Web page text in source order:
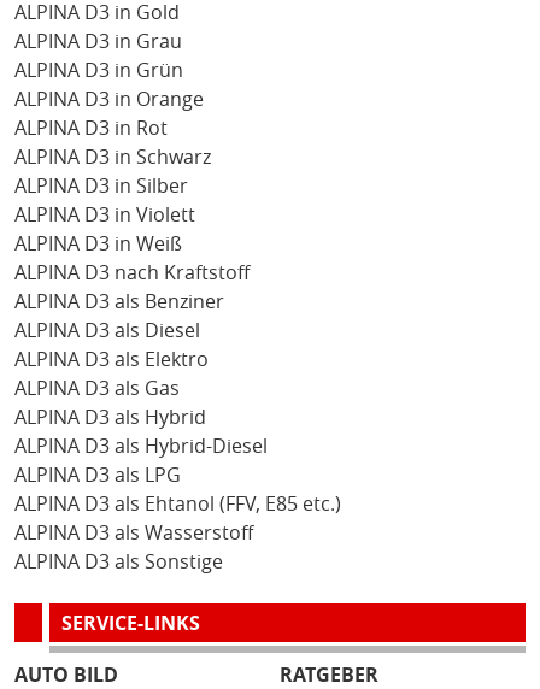
ALPINA D3 in Gold
ALPINA D3 in Grau
ALPINA D3 in Grün
ALPINA D3 in Orange
ALPINA D3 in Rot
ALPINA D3 in Schwarz
ALPINA D3 in Silber
ALPINA D3 in Violett
ALPINA D3 in Weiß
ALPINA D3 nach Kraftstoff
ALPINA D3 als Benziner
ALPINA D3 als Diesel
ALPINA D3 als Elektro
ALPINA D3 als Gas
ALPINA D3 als Hybrid
ALPINA D3 als Hybrid-Diesel
ALPINA D3 als LPG
ALPINA D3 als Ehtanol (FFV, E85 etc.)
ALPINA D3 als Wasserstoff
ALPINA D3 als Sonstige
SERVICE-LINKS
AUTO BILD
RATGEBER